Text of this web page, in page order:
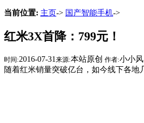
当前位置: 主页-> 国产智能手机->
红米3X首降：799元！
时间:2016-07-31 来源:本站原创 作者:小小风
随着红米销量突破亿台，如今线下各